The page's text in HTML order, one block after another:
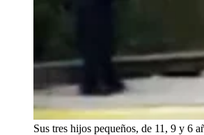
Sus tres hijos pequeños, de 11, 9 y 6